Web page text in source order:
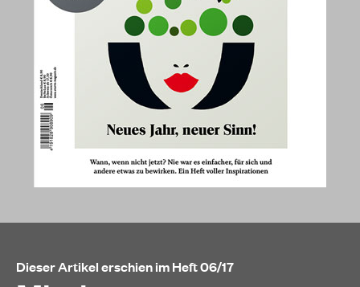
Dieser Artikel erschien im Heft 06/17